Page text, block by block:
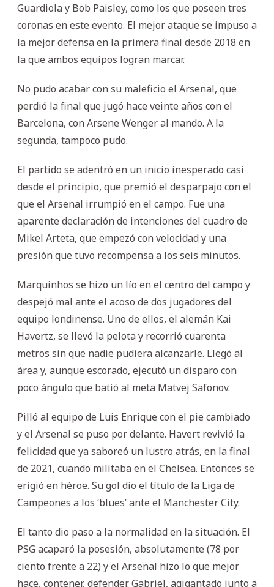
Guardiola y Bob Paisley, como los que poseen tres
coronas en este evento. El mejor ataque se impuso a
la mejor defensa en la primera final desde 2018 en
la que ambos equipos logran marcar.
No pudo acabar con su maleficio el Arsenal, que
perdió la final que jugó hace veinte años con el
Barcelona, con Arsene Wenger al mando. A la
segunda, tampoco pudo.
El partido se adentró en un inicio inesperado casi
desde el principio, que premió el desparpajo con el
que el Arsenal irrumpió en el campo. Fue una
aparente declaración de intenciones del cuadro de
Mikel Arteta, que empezó con velocidad y una
presión que tuvo recompensa a los seis minutos.
Marquinhos se hizo un lío en el centro del campo y
despejó mal ante el acoso de dos jugadores del
equipo londinense. Uno de ellos, el alemán Kai
Havertz, se llevó la pelota y recorrió cuarenta
metros sin que nadie pudiera alcanzarle. Llegó al
área y, aunque escorado, ejecutó un disparo con
poco ángulo que batió al meta Matvej Safonov.
Pilló al equipo de Luis Enrique con el pie cambiado
y el Arsenal se puso por delante. Havert revivió la
felicidad que ya saboreó un lustro atrás, en la final
de 2021, cuando militaba en el Chelsea. Entonces se
erigió en héroe. Su gol dio el título de la Liga de
Campeones a los ‘blues’ ante el Manchester City.
El tanto dio paso a la normalidad en la situación. El
PSG acaparó la posesión, absolutamente (78 por
ciento frente a 22) y el Arsenal hizo lo que mejor
hace, contener, defender. Gabriel, agigantado junto a